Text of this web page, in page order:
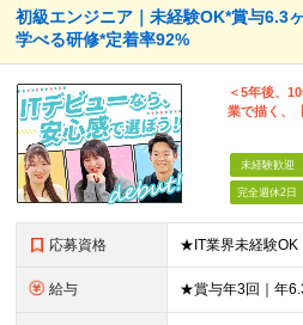
初級エンジニア｜未経験OK*賞与6.3
学べる研修*定着率92%
＜5年後、
業で描く、
未経験歓迎
完全週休2日
応募資格
給与